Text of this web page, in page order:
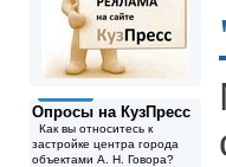
Опросы на КузПресс
Как вы относитесь к
застройке центра города
объектами А. Н. Говора?